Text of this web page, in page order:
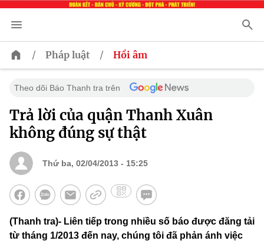
/ Pháp luật / Hồi âm
Theo dõi Báo Thanh tra trên
Trả lời của quận Thanh Xuân
không đúng sự thật
Thứ ba, 02/04/2013 - 15:25
(Thanh tra)- Liên tiếp trong nhiều số báo được đăng tải
từ tháng 1/2013 đến nay, chúng tôi đã phản ánh việc